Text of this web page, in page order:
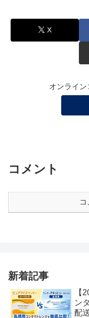
X
オンライ
コメント
新着記事
【
ン
配